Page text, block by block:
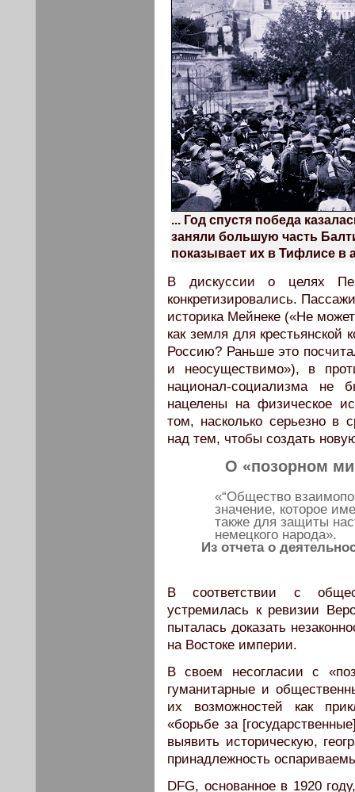
... Год спустя победа
заняли большую часть
показывает их в Тифлисе в
В дискуссии о целях
конкретизировались.
историка Мейнеке («Не
как земля для
Россию? Раньше это
и неосуществимо»), в
национал-социализма не
нацелены на физическое
том, насколько серьезно в
над тем, чтобы создать
О «позорном
«“Общество
значение, которое
также для защиты
немецкого народа».
Из отчета о
В соответствии с
устремилась к ревизии
пыталась доказать
на Востоке империи.
В своем несогласии с
гуманитарные и
их возможностей как
«борьбе за
выявить историческую,
принадлежность
DFG, основанное в 1920